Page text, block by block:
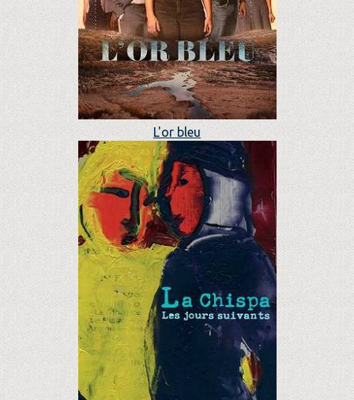
L'or bleu